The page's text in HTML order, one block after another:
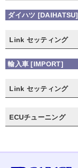
ダイハツ [DAIHATSU]
Link セッティング
輸入車 [IMPORT]
Link セッティング
ECUチューニング